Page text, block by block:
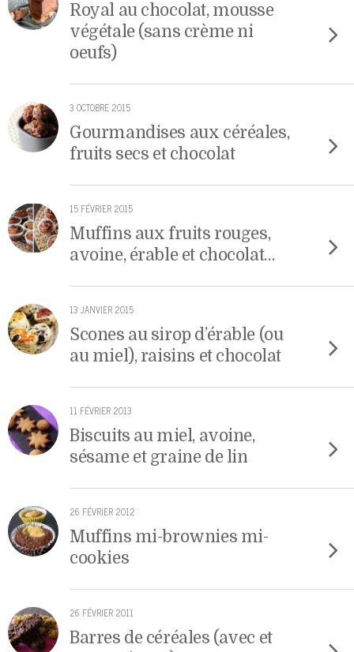
Royal au chocolat, mousse
végétale (sans crème ni
oeufs)
3 OCTOBRE 2015
Gourmandises aux céréales,
fruits secs et chocolat
15 FÉVRIER 2015
Muffins aux fruits rouges,
avoine, érable et chocolat…
13 JANVIER 2015
Scones au sirop d’érable (ou
au miel), raisins et chocolat
11 FÉVRIER 2013
Biscuits au miel, avoine,
sésame et graine de lin
26 FÉVRIER 2012
Muffins mi-brownies mi-
cookies
26 FÉVRIER 2011
Barres de céréales (avec et